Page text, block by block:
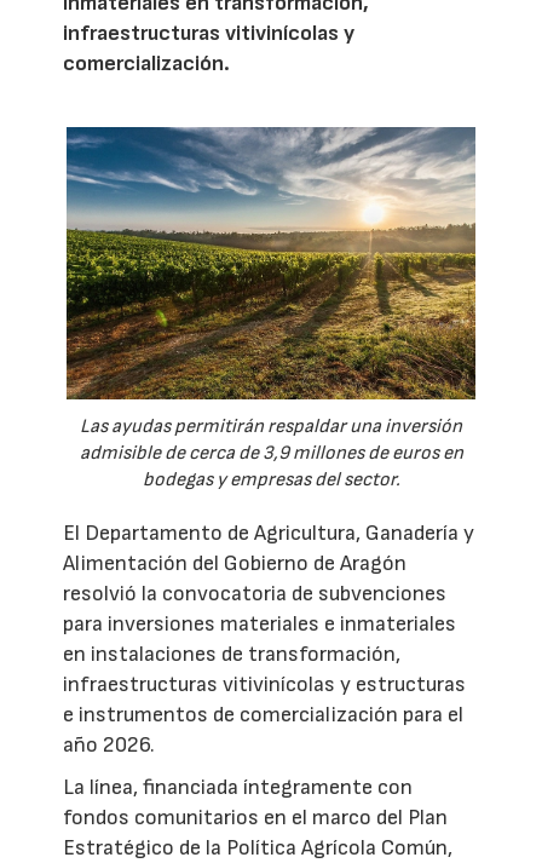
infraestructuras vitivinícolas y
comercialización.
Las ayudas permitirán respaldar una inversión
admisible de cerca de 3,9 millones de euros en
bodegas y empresas del sector.
El Departamento de Agricultura, Ganadería y
Alimentación del Gobierno de Aragón
resolvió la convocatoria de subvenciones
para inversiones materiales e inmateriales
en instalaciones de transformación,
infraestructuras vitivinícolas y estructuras
e instrumentos de comercialización para el
año 2026.
La línea, financiada íntegramente con
fondos comunitarios en el marco del Plan
Estratégico de la Política Agrícola Común,